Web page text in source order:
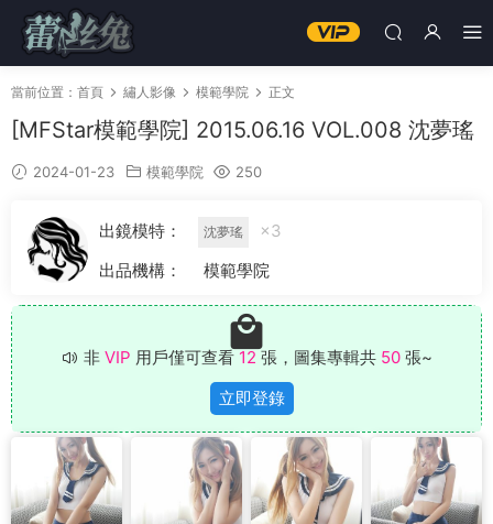
當前位置： 首頁 繡人影像 模範學院 正文
[MFStar模範學院] 2015.06.16 VOL.008 沈夢瑤
2024-01-23 模範學院 250
出鏡模特： 沈夢瑤
×3
出品機構：
模範學院
非 VIP 用戶僅可查看 12 張，圖集專輯共 50張~
立即登錄